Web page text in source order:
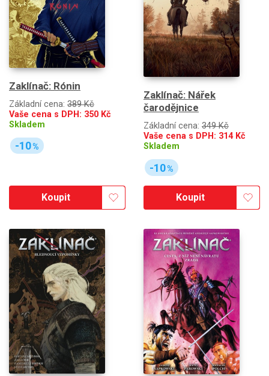
Zaklínač: Rónin
Základní cena: 389 Kč
Vaše cena s DPH: 350 Kč
Skladem
-10%
Koupit
Zaklínač: Nářek
čarodějnice
Základní cena: 349 Kč
Vaše cena s DPH: 314Kč
Skladem
-10%
Koupit